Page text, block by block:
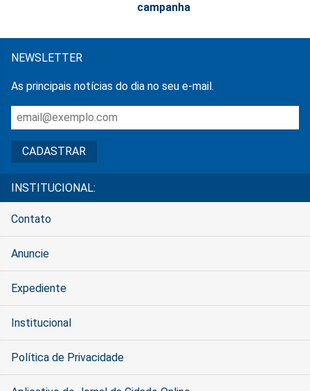
campanha
NEWSLETTER
As principais notícias do dia no seu e-mail.
INSTITUCIONAL:
Contato
Anuncie
Expediente
Institucional
Política de Privacidade